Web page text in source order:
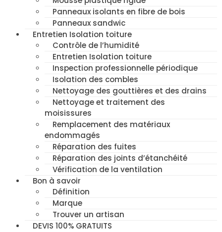
Panneaux isolants en fibre de bois
Panneaux sandwic
Entretien Isolation toiture
Contrôle de l’humidité
Entretien Isolation toiture
Inspection professionnelle périodique
Isolation des combles
Nettoyage des gouttières et des drains
Nettoyage et traitement des
moisissures
Remplacement des matériaux
endommagés
Réparation des fuites
Réparation des joints d’étanchéité
Vérification de la ventilation
Bon à savoir
Définition
Marque
Trouver un artisan
DEVIS 100% GRATUITS